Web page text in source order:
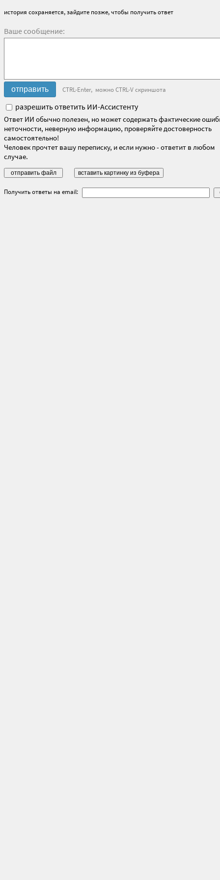
история сохраняется, зайдите позже, чтобы получить ответ
Ваше сообщение:
CTRL-Enter, можно CTRL-V скриншота
разрешить ответить ИИ-Ассистенту
Ответ ИИ обычно полезен, но может содержать фактические
неточности, неверную информацию, проверяйте достоверность
самостоятельно!
Человек прочтет вашу переписку, и если нужно - ответит в любом
случае.
Получить ответы на email: